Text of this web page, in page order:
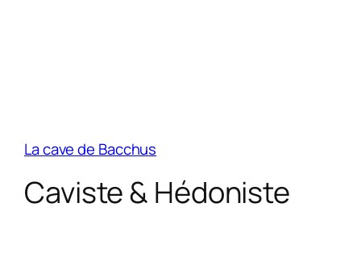
La cave de Bacchus
Caviste & Hédoniste